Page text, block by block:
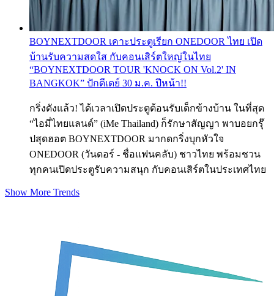
BOYNEXTDOOR เคาะประตูเรียก ONEDOOR ไทย เปิด
บ้านรับความสดใส กับคอนเสิร์ตใหญ่ในไทย
“BOYNEXTDOOR TOUR 'KNOCK ON Vol.2' IN
BANGKOK” ปักดีเดย์ 30 ม.ค. ปีหน้า!!
กริ่งดังแล้ว! ได้เวลาเปิดประตูต้อนรับเด็กข้างบ้าน ในที่สุด
“ไอมี่ไทยแลนด์” (iMe Thailand) ก็รักษาสัญญา พาบอยกรุ๊
ปสุดฮอต BOYNEXTDOOR มากดกริ่งบุกหัวใจ
ONEDOOR (วันดอร์ - ชื่อแฟนคลับ) ชาวไทย พร้อมชวน
ทุกคนเปิดประตูรับความสนุก กับคอนเสิร์ตในประเทศไทย
Show More Trends